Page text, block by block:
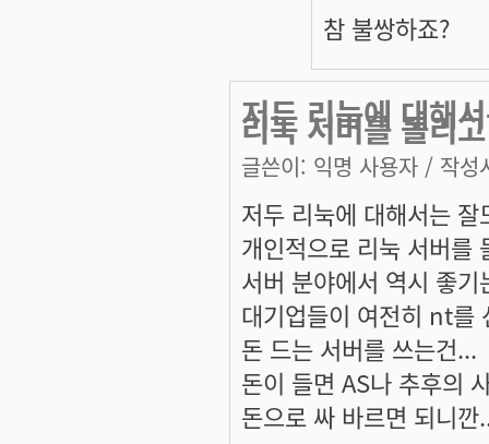
참 불쌍하죠?
저두 리눅에 대해
리눅 서버를 돌리고
글쓴이: 익명 사용자 / 작성
저두 리눅에 대해서는
개인적으로 리눅 서버를
서버 분야에서 역시 좋기
대기업들이 여전히 nt를
돈 드는 서버를 쓰는건...
돈이 들면 AS나 추후의
돈으로 싸 바르면 되니